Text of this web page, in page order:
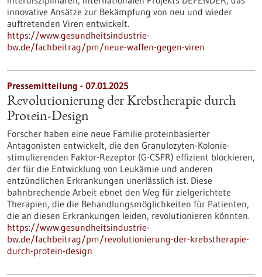
innovative Ansätze zur Bekämpfung von neu und wieder
auftretenden Viren entwickelt.
https://www.gesundheitsindustrie-
bw.de/fachbeitrag/pm/neue-waffen-gegen-viren
Pressemitteilung - 07.01.2025
Revolutionierung der Krebstherapie durch
Protein-Design
Forscher haben eine neue Familie proteinbasierter
Antagonisten entwickelt, die den Granulozyten-Kolonie-
stimulierenden Faktor-Rezeptor (G-CSFR) effizient blockieren,
der für die Entwicklung von Leukämie und anderen
entzündlichen Erkrankungen unerlässlich ist. Diese
bahnbrechende Arbeit ebnet den Weg für zielgerichtete
Therapien, die die Behandlungsmöglichkeiten für Patienten,
die an diesen Erkrankungen leiden, revolutionieren könnten.
https://www.gesundheitsindustrie-
bw.de/fachbeitrag/pm/revolutionierung-der-krebstherapie-
durch-protein-design